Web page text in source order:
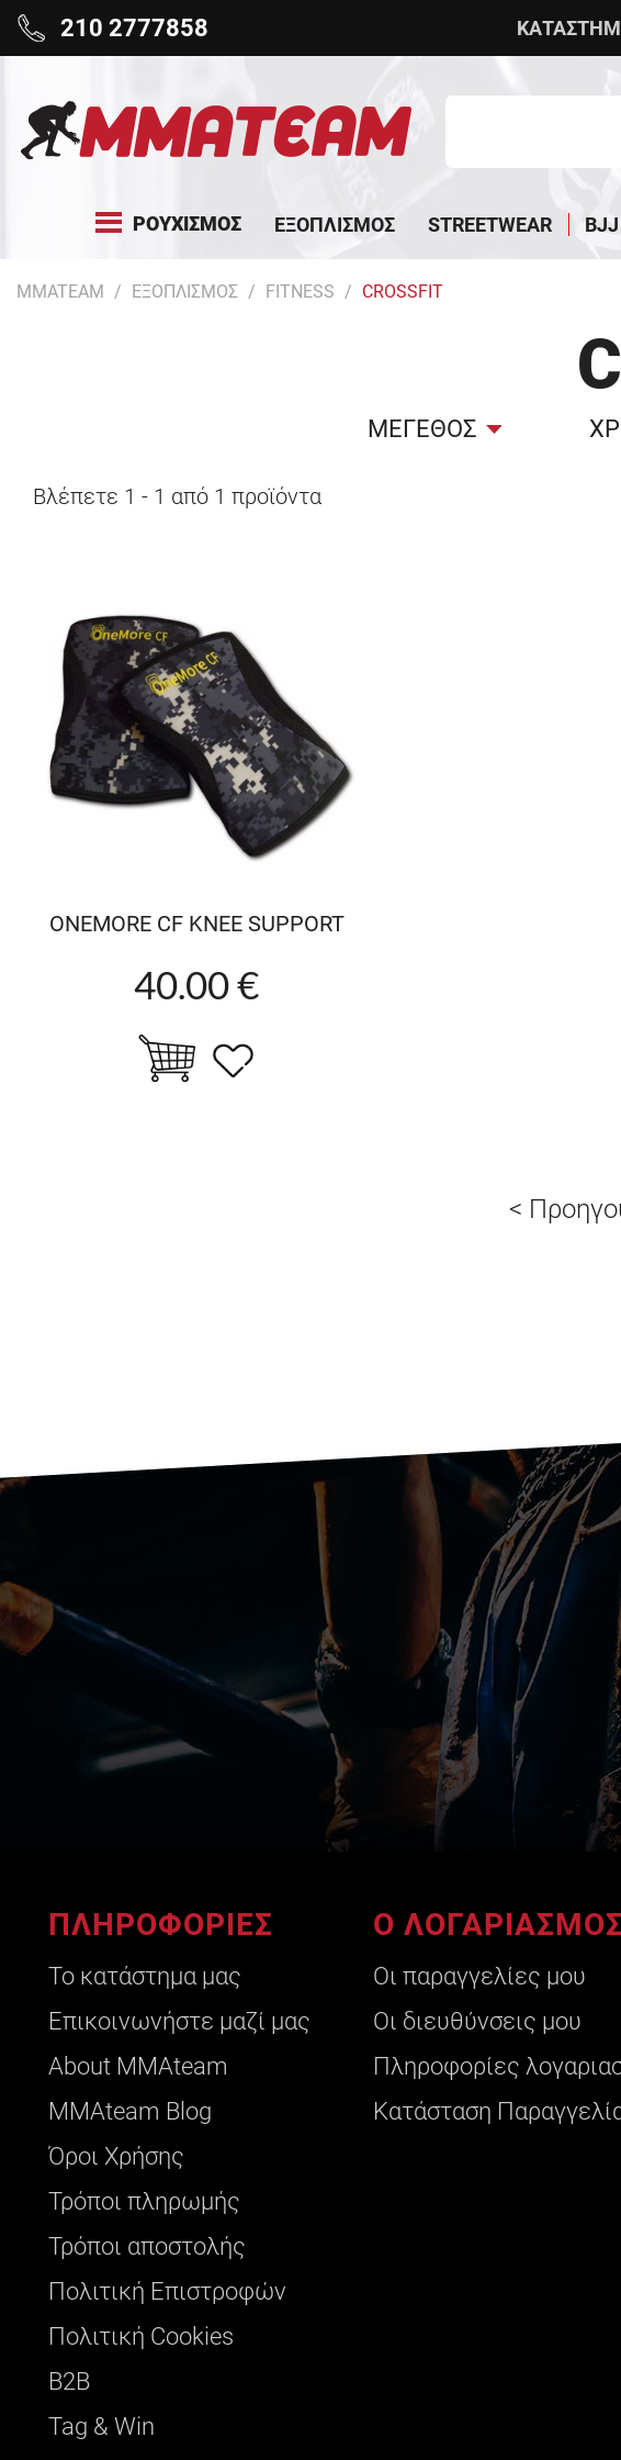
210 2777858
ΡΟΥΧΙΣΜΟΣ ΕΞΟΠΛΙΣΜΟΣ STREETWEAR
MMATEAM ΕΞΟΠΛΙΣΜΟΣ FITNESS CROSSFIT
ΜΕΓΕΘΟΣ
Βλέπετε 1 - 1 από 1 προϊόντα
ONEMORE CF KNEE SUPPORT
40.00 €
<
ΠΛΗΡΟΦΟΡΙΕΣ
Το κατάστημα μας
Επικοινωνήστε μαζί μας
About ΜΜΑteam
ΜΜΑteam Blog
Όροι Χρήσης
Τρόποι πληρωμής
Τρόποι αποστολής
Πολιτική Επιστροφών
Πολιτική Cookies
B2B
Tag & Win
Ο
Οι παραγγελίες μου
Οι διευθύνσεις μου
Πληροφορίες
Κατάσταση